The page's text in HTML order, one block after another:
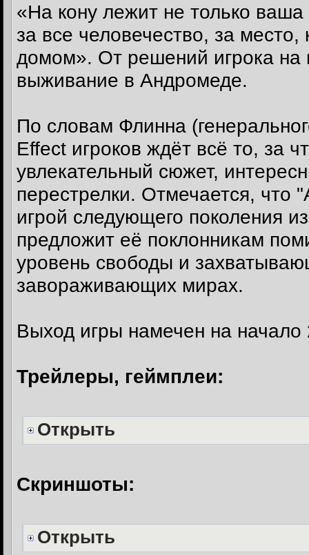
«На кону лежит не только
за все человечество, за
домом». От решений игрока на
выживание в Андромеде.
По словам Флинна
Effect игроков ждёт всё то, за
увлекательный сюжет,
перестрелки. Отмечается, что
игрой следующего поколения
предложит её поклонникам
уровень свободы и
завораживающих мирах.
Выход игры намечен на начало
Трейлеры, геймплеи:
Открыть
Скриншоты:
Открыть